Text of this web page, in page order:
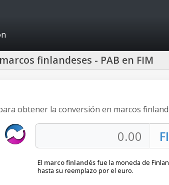
finlandeses - PAB en FIM
obtener la conversión en marcos
El marco finlandésfue la moneda de
hasta su reemplazo por el euro.